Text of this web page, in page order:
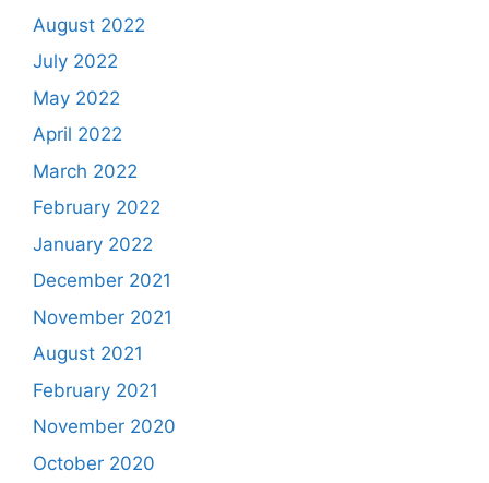
August 2022
July 2022
May 2022
April 2022
March 2022
February 2022
January 2022
December 2021
November 2021
August 2021
February 2021
November 2020
October 2020